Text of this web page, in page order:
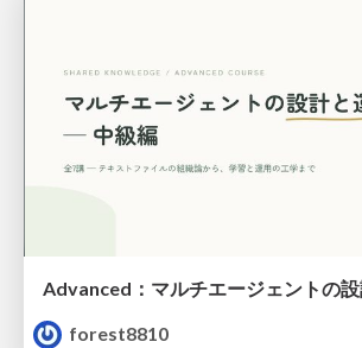
forest8810